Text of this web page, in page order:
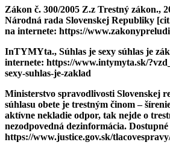
Zákon č. 300/2005 Z.z Trestný zákon.,
Národná rada Slovenskej Republiky
na internete: https://
InTYMYta., Súhlas je sexy súhlas je
internete: https://www.intymyta.sk/
sexy-suhlas-je-zaklad
Ministerstvo spravodlivosti Slovenskej
súhlasu obete je trestným činom –
aktívne nekladie odpor, tak nejde o
nezodpovedná dezinformácia.
https://www.justice.gov.sk/